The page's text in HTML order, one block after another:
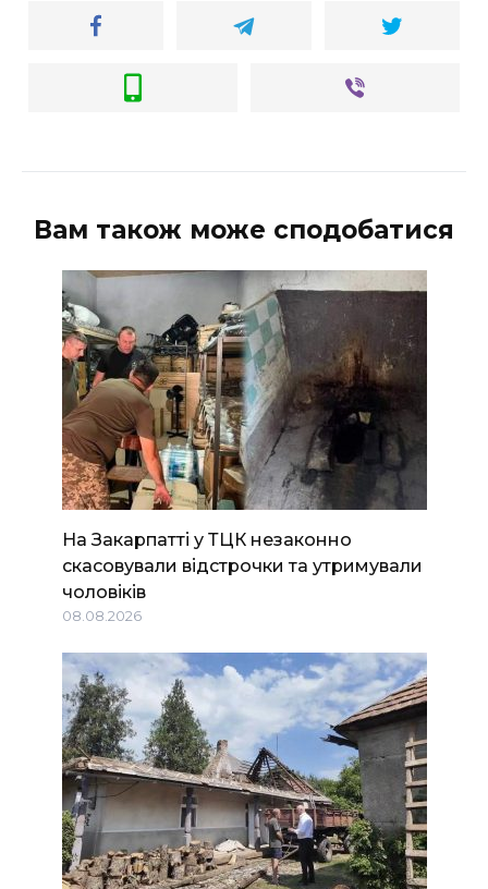
Вам також може сподобатися
На Закарпатті у ТЦК незаконно
скасовували відстрочки та утримували
чоловіків
08.08.2026